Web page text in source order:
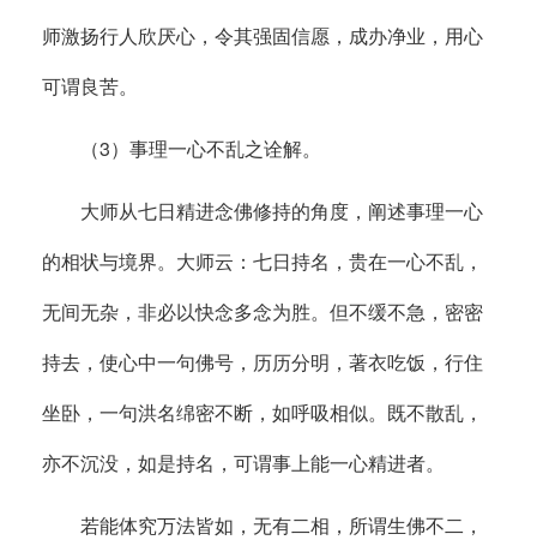
师激扬行人欣厌心，令其强固信愿，成办净业，用心
可谓良苦。
（3）事理一心不乱之诠解。
大师从七日精进念佛修持的角度，阐述事理一心
的相状与境界。大师云：七日持名，贵在一心不乱，
无间无杂，非必以快念多念为胜。但不缓不急，密密
持去，使心中一句佛号，历历分明，著衣吃饭，行住
坐卧，一句洪名绵密不断，如呼吸相似。既不散乱，
亦不沉没，如是持名，可谓事上能一心精进者。
若能体究万法皆如，无有二相，所谓生佛不二，